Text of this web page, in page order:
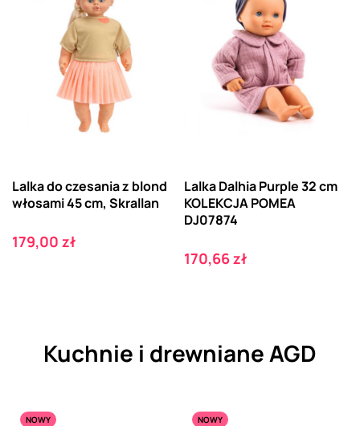
Lalka do czesania z blond
włosami 45 cm, Skrallan
Cena
179,00 zł
Lalka Dalhia Purple 32 cm
KOLEKCJA POMEA
DJ07874
Cena
170,66 zł
Kuchnie i drewniane AGD
NOWY
NOWY